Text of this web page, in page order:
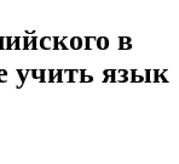
в
учить язык